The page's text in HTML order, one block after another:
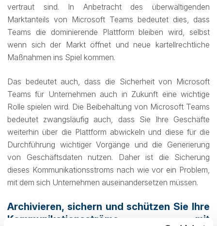
vertraut sind. In Anbetracht des überwältigenden
Marktanteils von Microsoft Teams bedeutet dies, dass
Teams die dominierende Plattform bleiben wird, selbst
wenn sich der Markt öffnet und neue kartellrechtliche
Maßnahmen ins Spiel kommen.
Das bedeutet auch, dass die Sicherheit von Microsoft
Teams für Unternehmen auch in Zukunft eine wichtige
Rolle spielen wird. Die Beibehaltung von Microsoft Teams
bedeutet zwangsläufig auch, dass Sie Ihre Geschäfte
weiterhin über die Plattform abwickeln und diese für die
Durchführung wichtiger Vorgänge und die Generierung
von Geschäftsdaten nutzen. Daher ist die Sicherung
dieses Kommunikationsstroms nach wie vor ein Problem,
mit dem sich Unternehmen auseinandersetzen müssen.
Archivieren, sichern und schützen Sie Ihre
Kommunikationsströme mit